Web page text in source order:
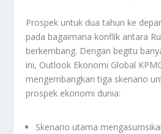
Prospek untuk dua tahun ke
pada bagaimana konflik antara
berkembang. Dengan begitu
ini, Outlook Ekonomi Global
mengembangkan tiga skenario
prospek ekonomi dunia:
Skenario utama